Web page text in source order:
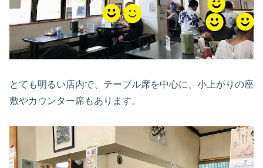
とても明るい店内で、テーブル席を中心に、小上がりの座
敷やカウンター席もあります。